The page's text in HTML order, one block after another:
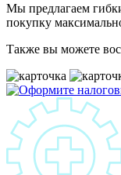
Мы предлагаем
покупку
Также вы можете